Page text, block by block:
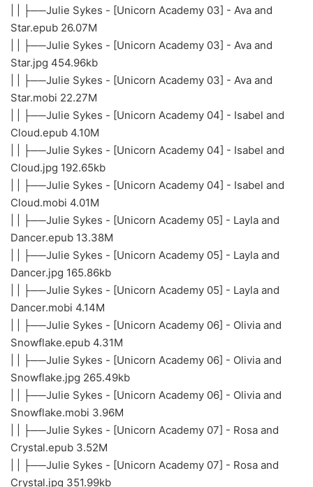
| | ├──Julie Sykes - [Unicorn Academy 03] - Ava and
Star.epub 26.07M
| | ├──Julie Sykes - [Unicorn Academy 03] - Ava and
Star.jpg 454.96kb
| | ├──Julie Sykes - [Unicorn Academy 03] - Ava and
Star.mobi 22.27M
| | ├──Julie Sykes - [Unicorn Academy 04] - Isabel and
Cloud.epub 4.10M
| | ├──Julie Sykes - [Unicorn Academy 04] - Isabel and
Cloud.jpg 192.65kb
| | ├──Julie Sykes - [Unicorn Academy 04] - Isabel and
Cloud.mobi 4.01M
| | ├──Julie Sykes - [Unicorn Academy 05] - Layla and
Dancer.epub 13.38M
| | ├──Julie Sykes - [Unicorn Academy 05] - Layla and
Dancer.jpg 165.86kb
| | ├──Julie Sykes - [Unicorn Academy 05] - Layla and
Dancer.mobi 4.14M
| | ├──Julie Sykes - [Unicorn Academy 06] - Olivia and
Snowflake.epub 4.31M
| | ├──Julie Sykes - [Unicorn Academy 06] - Olivia and
Snowflake.jpg 265.49kb
| | ├──Julie Sykes - [Unicorn Academy 06] - Olivia and
Snowflake.mobi 3.96M
| | ├──Julie Sykes - [Unicorn Academy 07] - Rosa and
Crystal.epub 3.52M
| | ├──Julie Sykes - [Unicorn Academy 07] - Rosa and
Crystal.jpg 351.99kb